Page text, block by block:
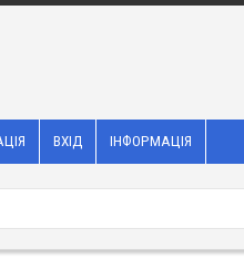
ВХІД ІНФОРМАЦІЯ